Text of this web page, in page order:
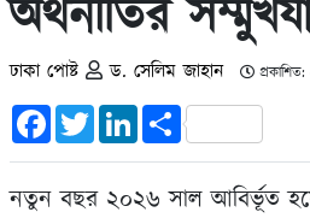
অর্থনীতির
ঢাকা পোষ্ট ড. সেলিম জাহান
FacebookTwitterLinkedInShare
নতুন বছর ২০২৬ সাল আবির্ভূত